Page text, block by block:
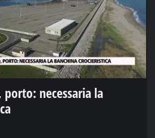
porto: necessaria la